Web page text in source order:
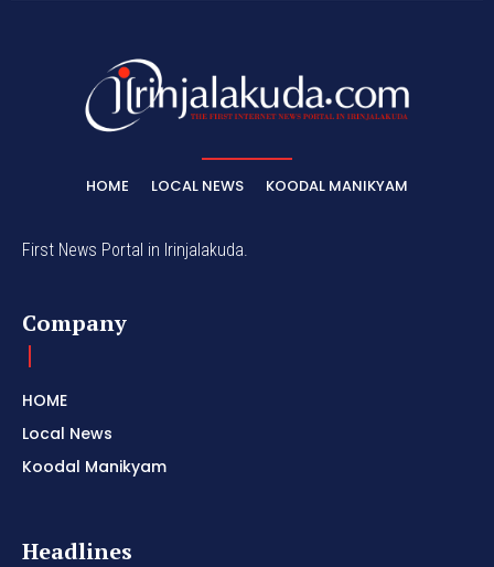
HOME LOCAL NEWS KOODAL MANIKYAM
First News Portal in Irinjalakuda.
Company
HOME
Local News
Koodal Manikyam
Headlines